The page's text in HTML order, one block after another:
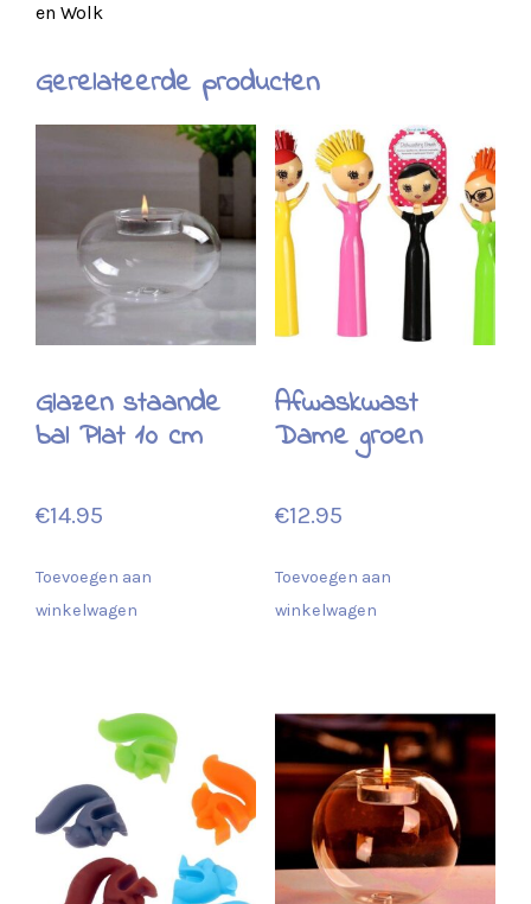
en Wolk
Gerelateerde producten
Glazen staande
bal Plat 10 cm
€14.95
Toevoegen aan
winkelwagen
Afwaskwast
Dame groen
€12.95
Toevoegen aan
winkelwagen